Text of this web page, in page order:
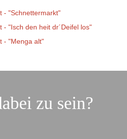
- "Schnettermarkt"
- "Isch den heit dr´Deifel los"
- "Menga alt"
zu sein?